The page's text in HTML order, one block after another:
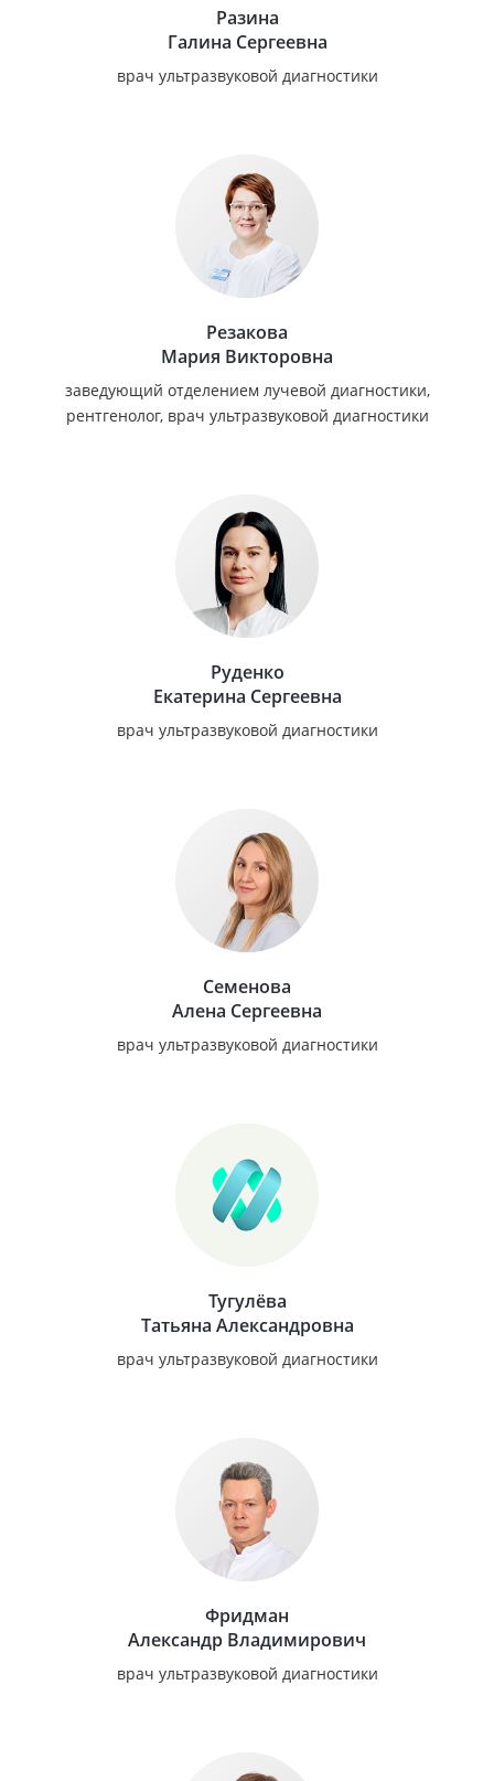
Разина
Галина Сергеевна
врач ультразвуковой диагностики
Резакова
Мария Викторовна
заведующий отделением лучевой диагностики,
рентгенолог, врач ультразвуковой диагностики
Руденко
Екатерина Сергеевна
врач ультразвуковой диагностики
Семенова
Алена Сергеевна
врач ультразвуковой диагностики
Тугулёва
Татьяна Александровна
врач ультразвуковой диагностики
Фридман
Александр Владимирович
врач ультразвуковой диагностики